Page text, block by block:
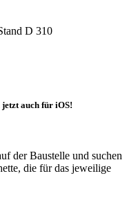
D 310
auch für iOS!
der Baustelle und suchen
die für das jeweilige